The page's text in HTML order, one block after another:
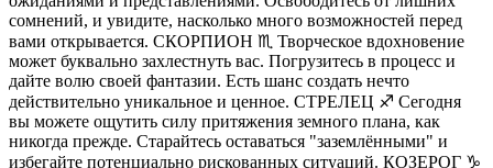
сомнений, и увидите, насколько много возможностей перед
вами открывается. СКОРПИОН ♏️ Творческое вдохновение
может буквально захлестнуть вас. Погрузитесь в процесс и
дайте волю своей фантазии. Есть шанс создать нечто
действительно уникальное и ценное. СТРЕЛЕЦ ♐️ Сегодня
вы можете ощутить силу притяжения земного плана, как
никогда прежде. Старайтесь оставаться "заземлёнными" и
избегайте потенциально рискованных ситуаций. КОЗЕРОГ ♑️